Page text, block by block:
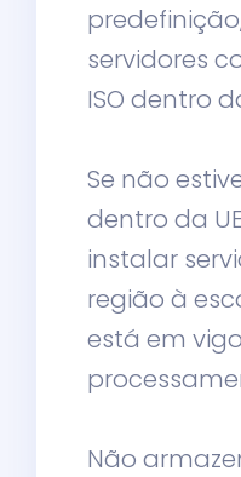
servidores
ISO dentro
Se não
dentro da
instalar
região à
está em
Não